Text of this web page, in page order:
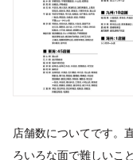
店舗数についてです。
ろいろな面で難しいこ